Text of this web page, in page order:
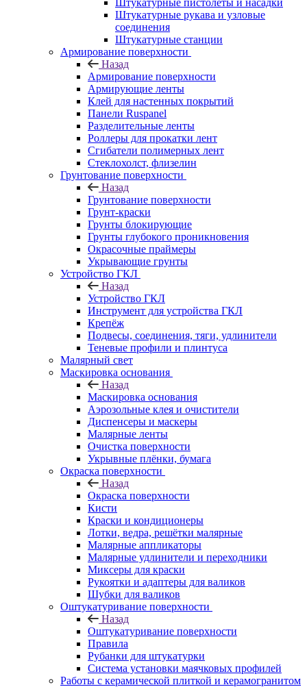
Штукатурные пистолеты и насадки
Штукатурные рукава и узловые
соединения
Штукатурные станции
Армирование поверхности
Назад
Армирование поверхности
Армирующие ленты
Клей для настенных покрытий
Панели Ruspanel
Разделительные ленты
Роллеры для прокатки лент
Сгибатели полимерных лент
Стеклохолст, флизелин
Грунтование поверхности
Назад
Грунтование поверхности
Грунт-краски
Грунты блокирующие
Грунты глубокого проникновения
Окрасочные праймеры
Укрывающие грунты
Устройство ГКЛ
Назад
Устройство ГКЛ
Инструмент для устройства ГКЛ
Крепёж
Подвесы, соединения, тяги, удлинители
Теневые профили и плинтуса
Малярный свет
Маскировка основания
Назад
Маскировка основания
Аэрозольные клея и очистители
Диспенсеры и маскеры
Малярные ленты
Очистка поверхности
Укрывные плёнки, бумага
Окраска поверхности
Назад
Окраска поверхности
Кисти
Краски и кондиционеры
Лотки, ведра, решётки малярные
Малярные аппликаторы
Малярные удлинители и переходники
Миксеры для краски
Рукоятки и адаптеры для валиков
Шубки для валиков
Оштукатуривание поверхности
Назад
Оштукатуривание поверхности
Правила
Рубанки для штукатурки
Система установки маячковых профилей
Работы с керамической плиткой и керамогранитом